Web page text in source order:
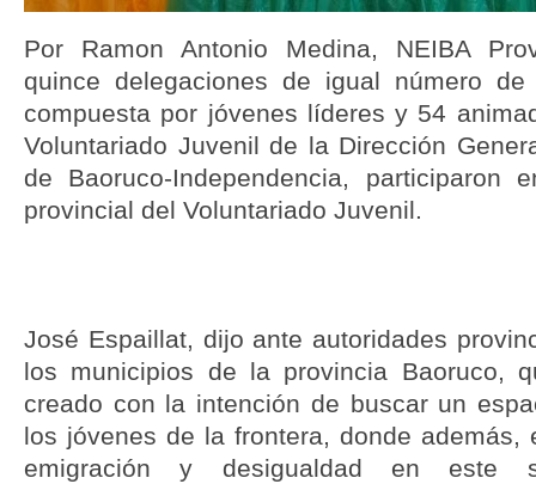
Por Ramon Antonio Medina, NEIBA
quince delegaciones de igual número
compuesta por jóvenes líderes y 54
Voluntariado Juvenil de la Dirección
de Baoruco-Independencia, participaron
provincial del Voluntariado Juvenil.
José Espaillat, dijo ante autoridades
los municipios de la provincia Baoruco,
creado con la intención de buscar un
los jóvenes de la frontera, donde además,
emigración y desigualdad en este